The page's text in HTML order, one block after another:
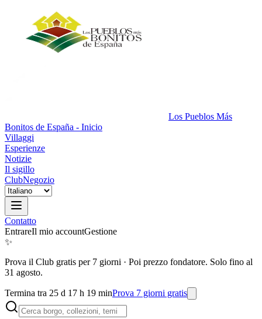
Los Pueblos Más
Bonitos de España - Inicio
Villaggi
Esperienze
Notizie
Il sigillo
ClubNegozio
Contatto
EntrareIl mio accountGestione
✨
Prova il Club gratis per 7 giorni · Poi prezzo fondatore. Solo fino al
31 agosto.
Termina tra 25 d 17 h 19 minProva 7 giorni gratis